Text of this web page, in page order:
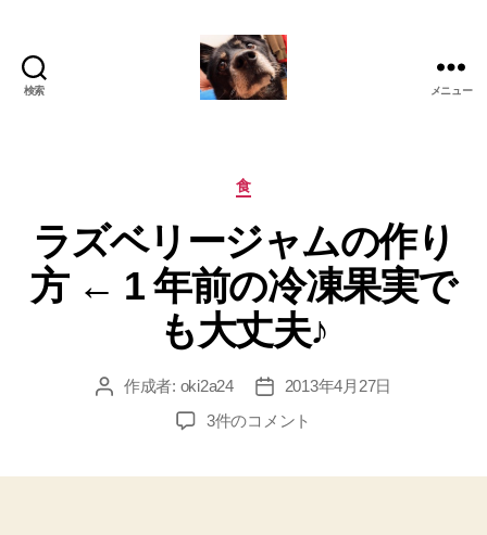
検索 メニュー
カ
ゴ
リ
ー
食
ラズベリージャムの作り
方 ← 1 年前の冷凍果実で
も大丈夫♪
投 作成者: oki2a24
投
稿
2013年4月27日
ラ
3件のコメント